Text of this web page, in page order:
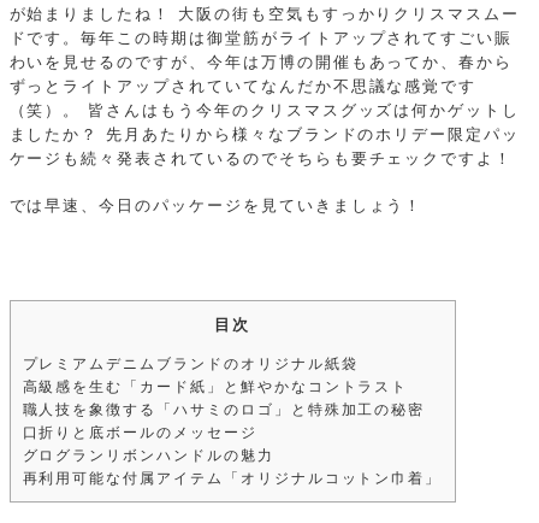
が始まりましたね！
大阪の街も空気もすっかりクリスマスムー
ドです。毎年この時期は御堂筋がライトアップされてすごい賑
わいを見せるのですが、今年は万博の開催もあってか、春から
ずっとライトアップされていてなんだか不思議な感覚です
（笑）。
皆さんはもう今年のクリスマスグッズは何かゲットし
ましたか？
先月あたりから様々なブランドのホリデー限定パッ
ケージも続々発表されているのでそちらも要チェックですよ！
では早速、今日のパッケージを見ていきましょう！
目次
プレミアムデニムブランドのオリジナル紙袋
高級感を生む「カード紙」と鮮やかなコントラスト
職人技を象徴する「ハサミのロゴ」と特殊加工の秘密
口折りと底ボールのメッセージ
グログランリボンハンドルの魅力
再利用可能な付属アイテム「オリジナルコットン巾着」